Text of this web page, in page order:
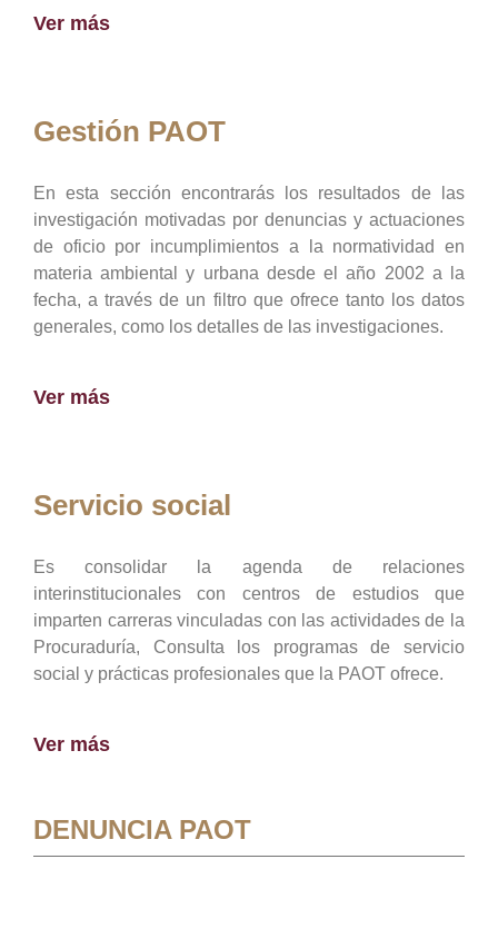
Ver más
Gestión PAOT
En esta sección encontrarás los resultados de las
investigación motivadas por denuncias y actuaciones
de oficio por incumplimientos a la normatividad en
materia ambiental y urbana desde el año 2002 a la
fecha, a través de un filtro que ofrece tanto los datos
generales, como los detalles de las investigaciones.
Ver más
Servicio social
Es consolidar la agenda de relaciones
interinstitucionales con centros de estudios que
imparten carreras vinculadas con las actividades de la
Procuraduría, Consulta los programas de servicio
social y prácticas profesionales que la PAOT ofrece.
Ver más
DENUNCIA PAOT